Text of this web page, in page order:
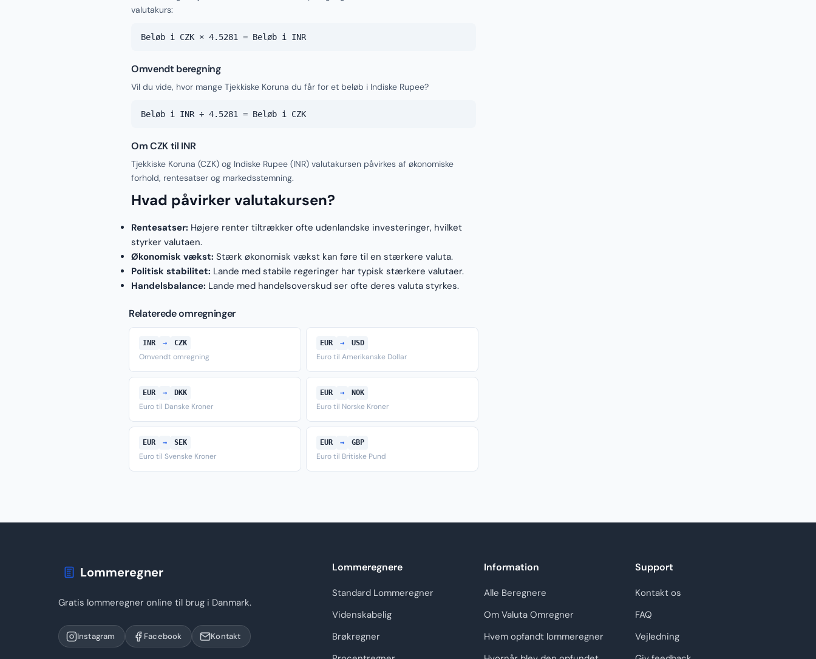
valutakurs:
Beløb i CZK × 4.5281 = Beløb i INR
Omvendt beregning
Vil du vide, hvor mange Tjekkiske Koruna du får for et beløb i Indiske Rupee?
Beløb i INR ÷ 4.5281 = Beløb i CZK
Om CZK til INR
Tjekkiske Koruna (CZK) og Indiske Rupee (INR) valutakursen påvirkes af økonomiske
forhold, rentesatser og markedsstemning.
Hvad påvirker valutakursen?
Rentesatser: Højere renter tiltrækker ofte udenlandske investeringer, hvilket
styrker valutaen.
Økonomisk vækst: Stærk økonomisk vækst kan føre til en stærkere valuta.
Politisk stabilitet: Lande med stabile regeringer har typisk stærkere valutaer.
Handelsbalance: Lande med handelsoverskud ser ofte deres valuta styrkes.
Relaterede omregninger
INR → CZK
Omvendt omregning
EUR → USD
Euro til Amerikanske Dollar
EUR → DKK
Euro til Danske Kroner
EUR → NOK
Euro til Norske Kroner
EUR → SEK
Euro til Svenske Kroner
EUR → GBP
Euro til Britiske Pund
Lommeregner
Gratis lommeregner online til brug i Danmark.
Instagram Facebook Kontakt
Lommeregnere
Standard Lommeregner
Videnskabelig
Brøkregner
Information
Alle Beregnere
Om Valuta Omregner
Hvem opfandt lommeregner
Support
Kontakt os
FAQ
Vejledning